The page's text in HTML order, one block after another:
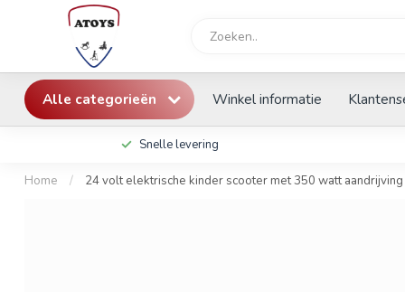
Alle categorieën Winkel informatie
Snelle levering
Home / 24 volt elektrische kinder scooter met 350 watt aandrijving